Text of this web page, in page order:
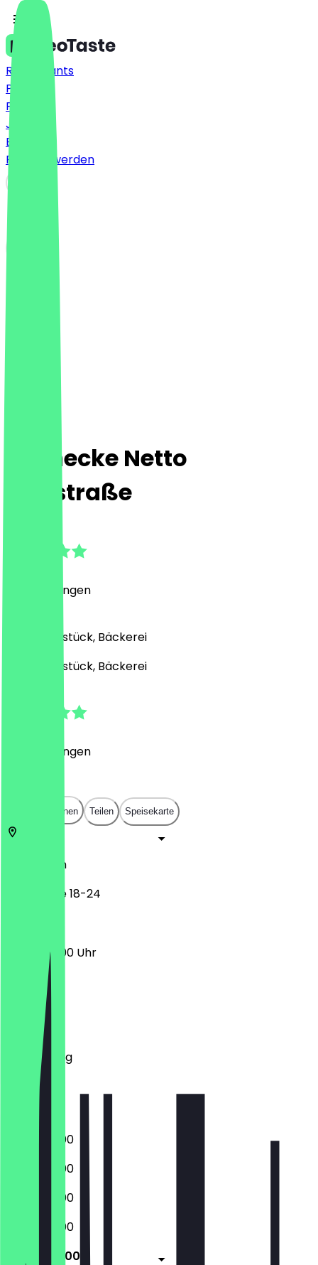
Restaurants
Preise
FAQ
Jobs
Blog
Partner werden
Steinecke Netto
Triftstraße
Bewertungen
Café, Frühstück, Bäckerei
Café, Frühstück, Bäckerei
Bewertungen
In App öffnen Teilen Speisekarte
Berlin
Triftstraße 18-24
06:30 - 19:00 Uhr
Montag
Dienstag
Mittwoch
Donnerstag
Freitag
Samstag
Sonntag
06:30 - 19:00
06:30 - 19:00
06:30 - 19:00
06:30 - 19:00
06:30 - 19:00